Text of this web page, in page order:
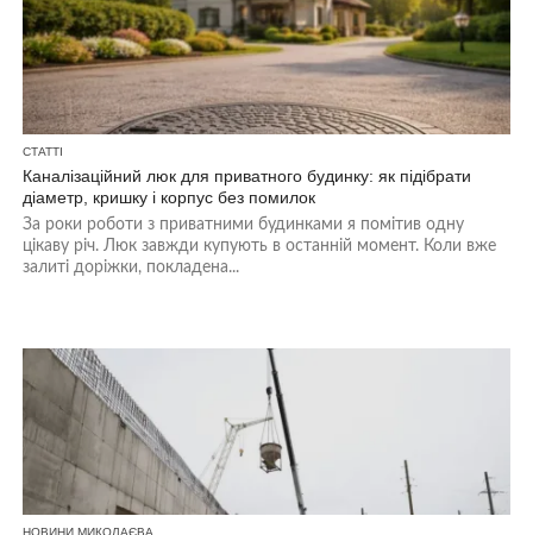
СТАТТІ
Каналізаційний люк для приватного будинку: як підібрати
діаметр, кришку і корпус без помилок
За роки роботи з приватними будинками я помітив одну
цікаву річ. Люк завжди купують в останній момент. Коли вже
залиті доріжки, покладена...
НОВИНИ МИКОЛАЄВА